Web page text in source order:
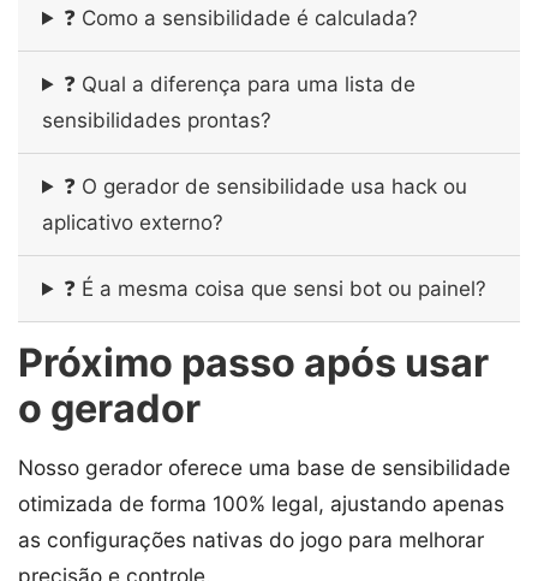
❓ Como a sensibilidade é calculada?
❓ Qual a diferença para uma lista de
sensibilidades prontas?
❓ O gerador de sensibilidade usa hack ou
aplicativo externo?
❓ É a mesma coisa que sensi bot ou painel?
Próximo passo após usar
o gerador
Nosso gerador oferece uma base de sensibilidade
otimizada de forma 100% legal, ajustando apenas
as configurações nativas do jogo para melhorar
precisão e controle.